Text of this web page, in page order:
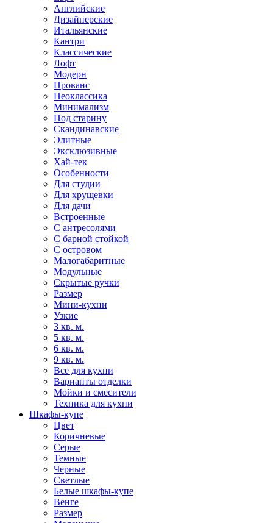
Английские
Дизайнерские
Итальянские
Кантри
Классические
Лофт
Модерн
Прованс
Неоклассика
Минимализм
Под старину
Скандинавские
Элитные
Эксклюзивные
Хай-тек
Особенности
Для студии
Для хрущевки
Для дачи
Встроенные
С антресолями
С барной стойкой
С островом
Малогабаритные
Модульные
Скрытые ручки
Размер
Мини-кухни
Узкие
3 кв. м.
5 кв. м.
6 кв. м.
9 кв. м.
Все для кухни
Варианты отделки
Мойки и смесители
Техника для кухни
Шкафы-купе
Цвет
Коричневые
Серые
Темные
Черные
Светлые
Белые шкафы-купе
Венге
Размер